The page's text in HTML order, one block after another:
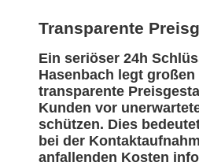
Transparente
Ein seriöser 24h
Hasenbach legt
transparente
Kunden vor
schützen. Dies
bei der
anfallenden Kosten